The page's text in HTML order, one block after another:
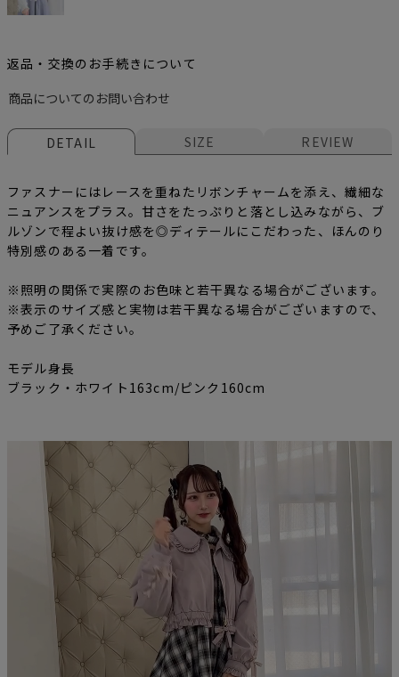
返品・交換のお手続きについて
商品についてのお問い合わせ
DETAIL SIZE REVIEW
ファスナーにはレースを重ねたリボンチャームを添え、繊細な
ニュアンスをプラス。甘さをたっぷりと落とし込みながら、ブ
ルゾンで程よい抜け感を◎ディテールにこだわった、ほんのり
特別感のある一着です。
※照明の関係で実際のお色味と若干異なる場合がございます。
※表示のサイズ感と実物は若干異なる場合がございますので、
予めご了承ください。
モデル身長
ブラック・ホワイト163cm/ピンク160cm